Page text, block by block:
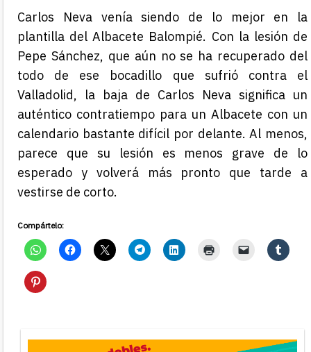
Carlos Neva venía siendo de lo mejor en la
plantilla del Albacete Balompié. Con la lesión de
Pepe Sánchez, que aún no se ha recuperado del
todo de ese bocadillo que sufrió contra el
Valladolid, la baja de Carlos Neva significa un
auténtico contratiempo para un Albacete con un
calendario bastante difícil por delante. Al menos,
parece que su lesión es menos grave de lo
esperado y volverá más pronto que tarde a
vestirse de corto.
Compártelo: